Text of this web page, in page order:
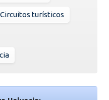
Circuitos turísticos